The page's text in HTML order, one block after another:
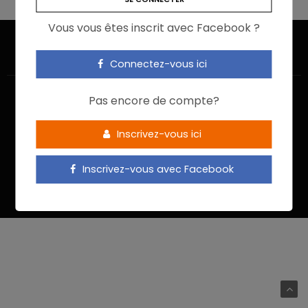
Vous vous êtes inscrit avec Facebook ?
Connectez-vous ici
Pas encore de compte?
Inscrivez-vous ici
Inscrivez-vous avec Facebook
ACCUEIL JE M’INSCRIS
NOUS CONTACTER
MENTIONS LÉGALES
POLITIQUE DE CONFIDENTIALITÉ
Food In Action © 2022